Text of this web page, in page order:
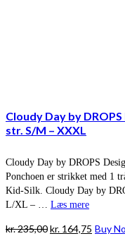
Cloudy Day by
str. S/M – XXXL
Cloudy Day by DROPS
Ponchoen er strikket med 1
Kid-Silk. Cloudy Day by
L/XL – … Læs mere
kr.235,00Den
kr. 164,75 Den
Buy